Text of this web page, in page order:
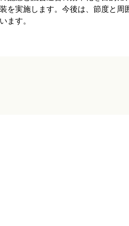
を実施します。今後は、節度と
ます。